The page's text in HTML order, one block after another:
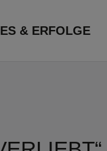
& ERFOLGE